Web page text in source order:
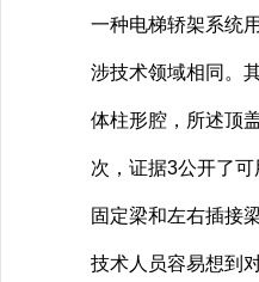
一种电梯轿架系统
涉技术领域相同。
体柱形腔，所述顶
次，证据3公开了
固定梁和左右插接
技术人员容易想到